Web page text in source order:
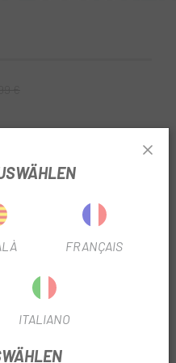
Lager
und Ersatzteile, um
fit zu machen.
Dichtmitteln ist es eine
FRANÇAIS
ITALIANO